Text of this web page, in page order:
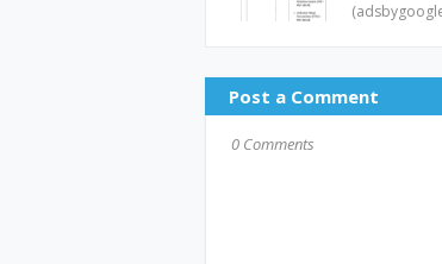
Post a Comment
0 Comments